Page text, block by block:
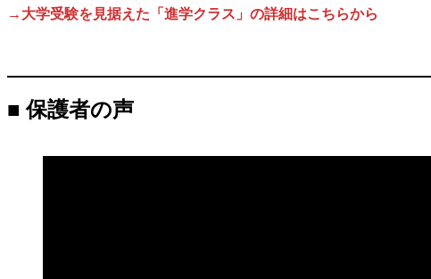
→大学受験を見据えた「進学クラス」の詳細はこちらから
■ 保護者の声